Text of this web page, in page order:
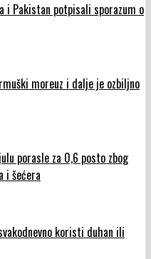
i Pakistan potpisali sporazum o
moreuz i dalje je ozbiljno
porasle za 0,6 posto zbog
i šećera
koristi duhan ili